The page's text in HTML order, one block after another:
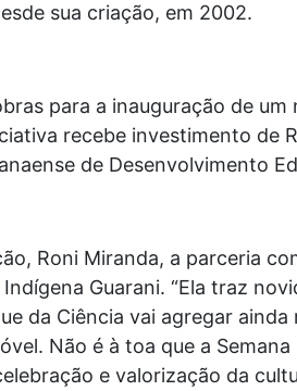
sua criação, em 2002.
para a inauguração de
recebe investimento de
de Desenvolvimento
Roni Miranda, a parceria
Guarani. “Ela traz
da Ciência vai agregar
Não é à toa que a
e valorização da